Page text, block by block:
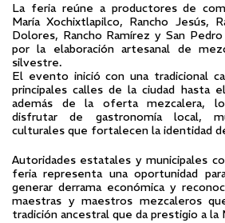
La feria reúne a productores de
María Xochixtlapilco, Rancho Jesús,
Dolores, Rancho Ramírez y San
por la elaboración artesanal de
silvestre.
El evento inició con una tradicional
principales calles de la ciudad hasta
además de la oferta mezcalera,
disfrutar de gastronomía local,
culturales que fortalecen la identidad
Autoridades estatales y municipales
feria representa una oportunidad
generar derrama económica y
maestras y maestros mezcaleros
tradición ancestral que da prestigio a la